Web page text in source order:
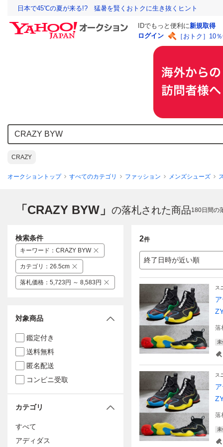
日本で45℃の夏が来る!? 猛暑を賢くおトクに生き抜くヒント
IDでもっと便利に新規取得
ログイン
［おトク］10
CRAZY
オークショントップ すべてのカテゴリ ファッション メンズシューズ
「CRAZY BYW」 の落札された商品180日間の
2件
終了日時が近い順
ス
落
未
ス
落
未
検索条件
キーワード ： CRAZY BYW
カテゴリ ： 26.5cm
落札価格 ： 5,723円 ～ 8,583円
対象商品
鑑定付き
送料無料
匿名配送
コンビニ受取
カテゴリ
すべて
アディダス